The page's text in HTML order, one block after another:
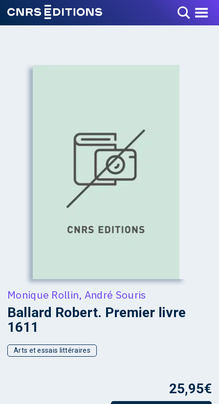
Toggle Menu
Monique Rollin, André Souris
Ballard Robert. Premier livre
1611
Arts et essais littéraires
25,95€